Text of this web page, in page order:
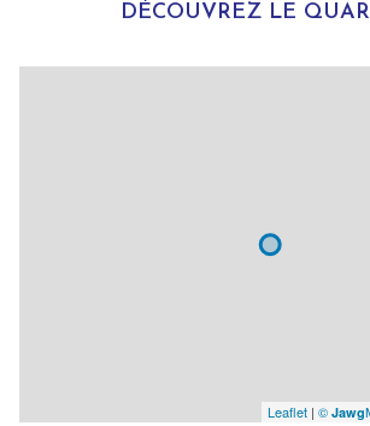
DÉCOUVREZ LE
Leaflet | © Jawg